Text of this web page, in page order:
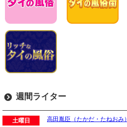
週間ライター
土曜日 高田胤臣（たかだ・たねおみ）